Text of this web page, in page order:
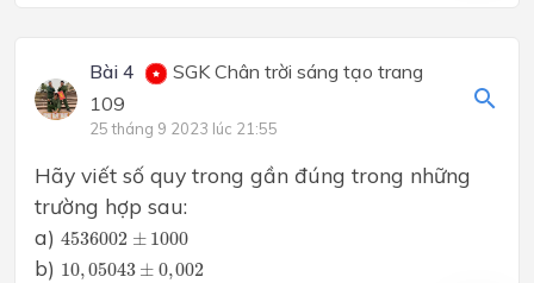
Bài 4
SGK Chân trời sáng tạo trang
109
25 tháng 9 2023 lúc 21:55
Hãy viết số quy trong gần đúng trong những
trường hợp sau:
a) 4536002 ± 1000
4536002±1000
b) 10,05043 ± 0,002
10 05043±0 002